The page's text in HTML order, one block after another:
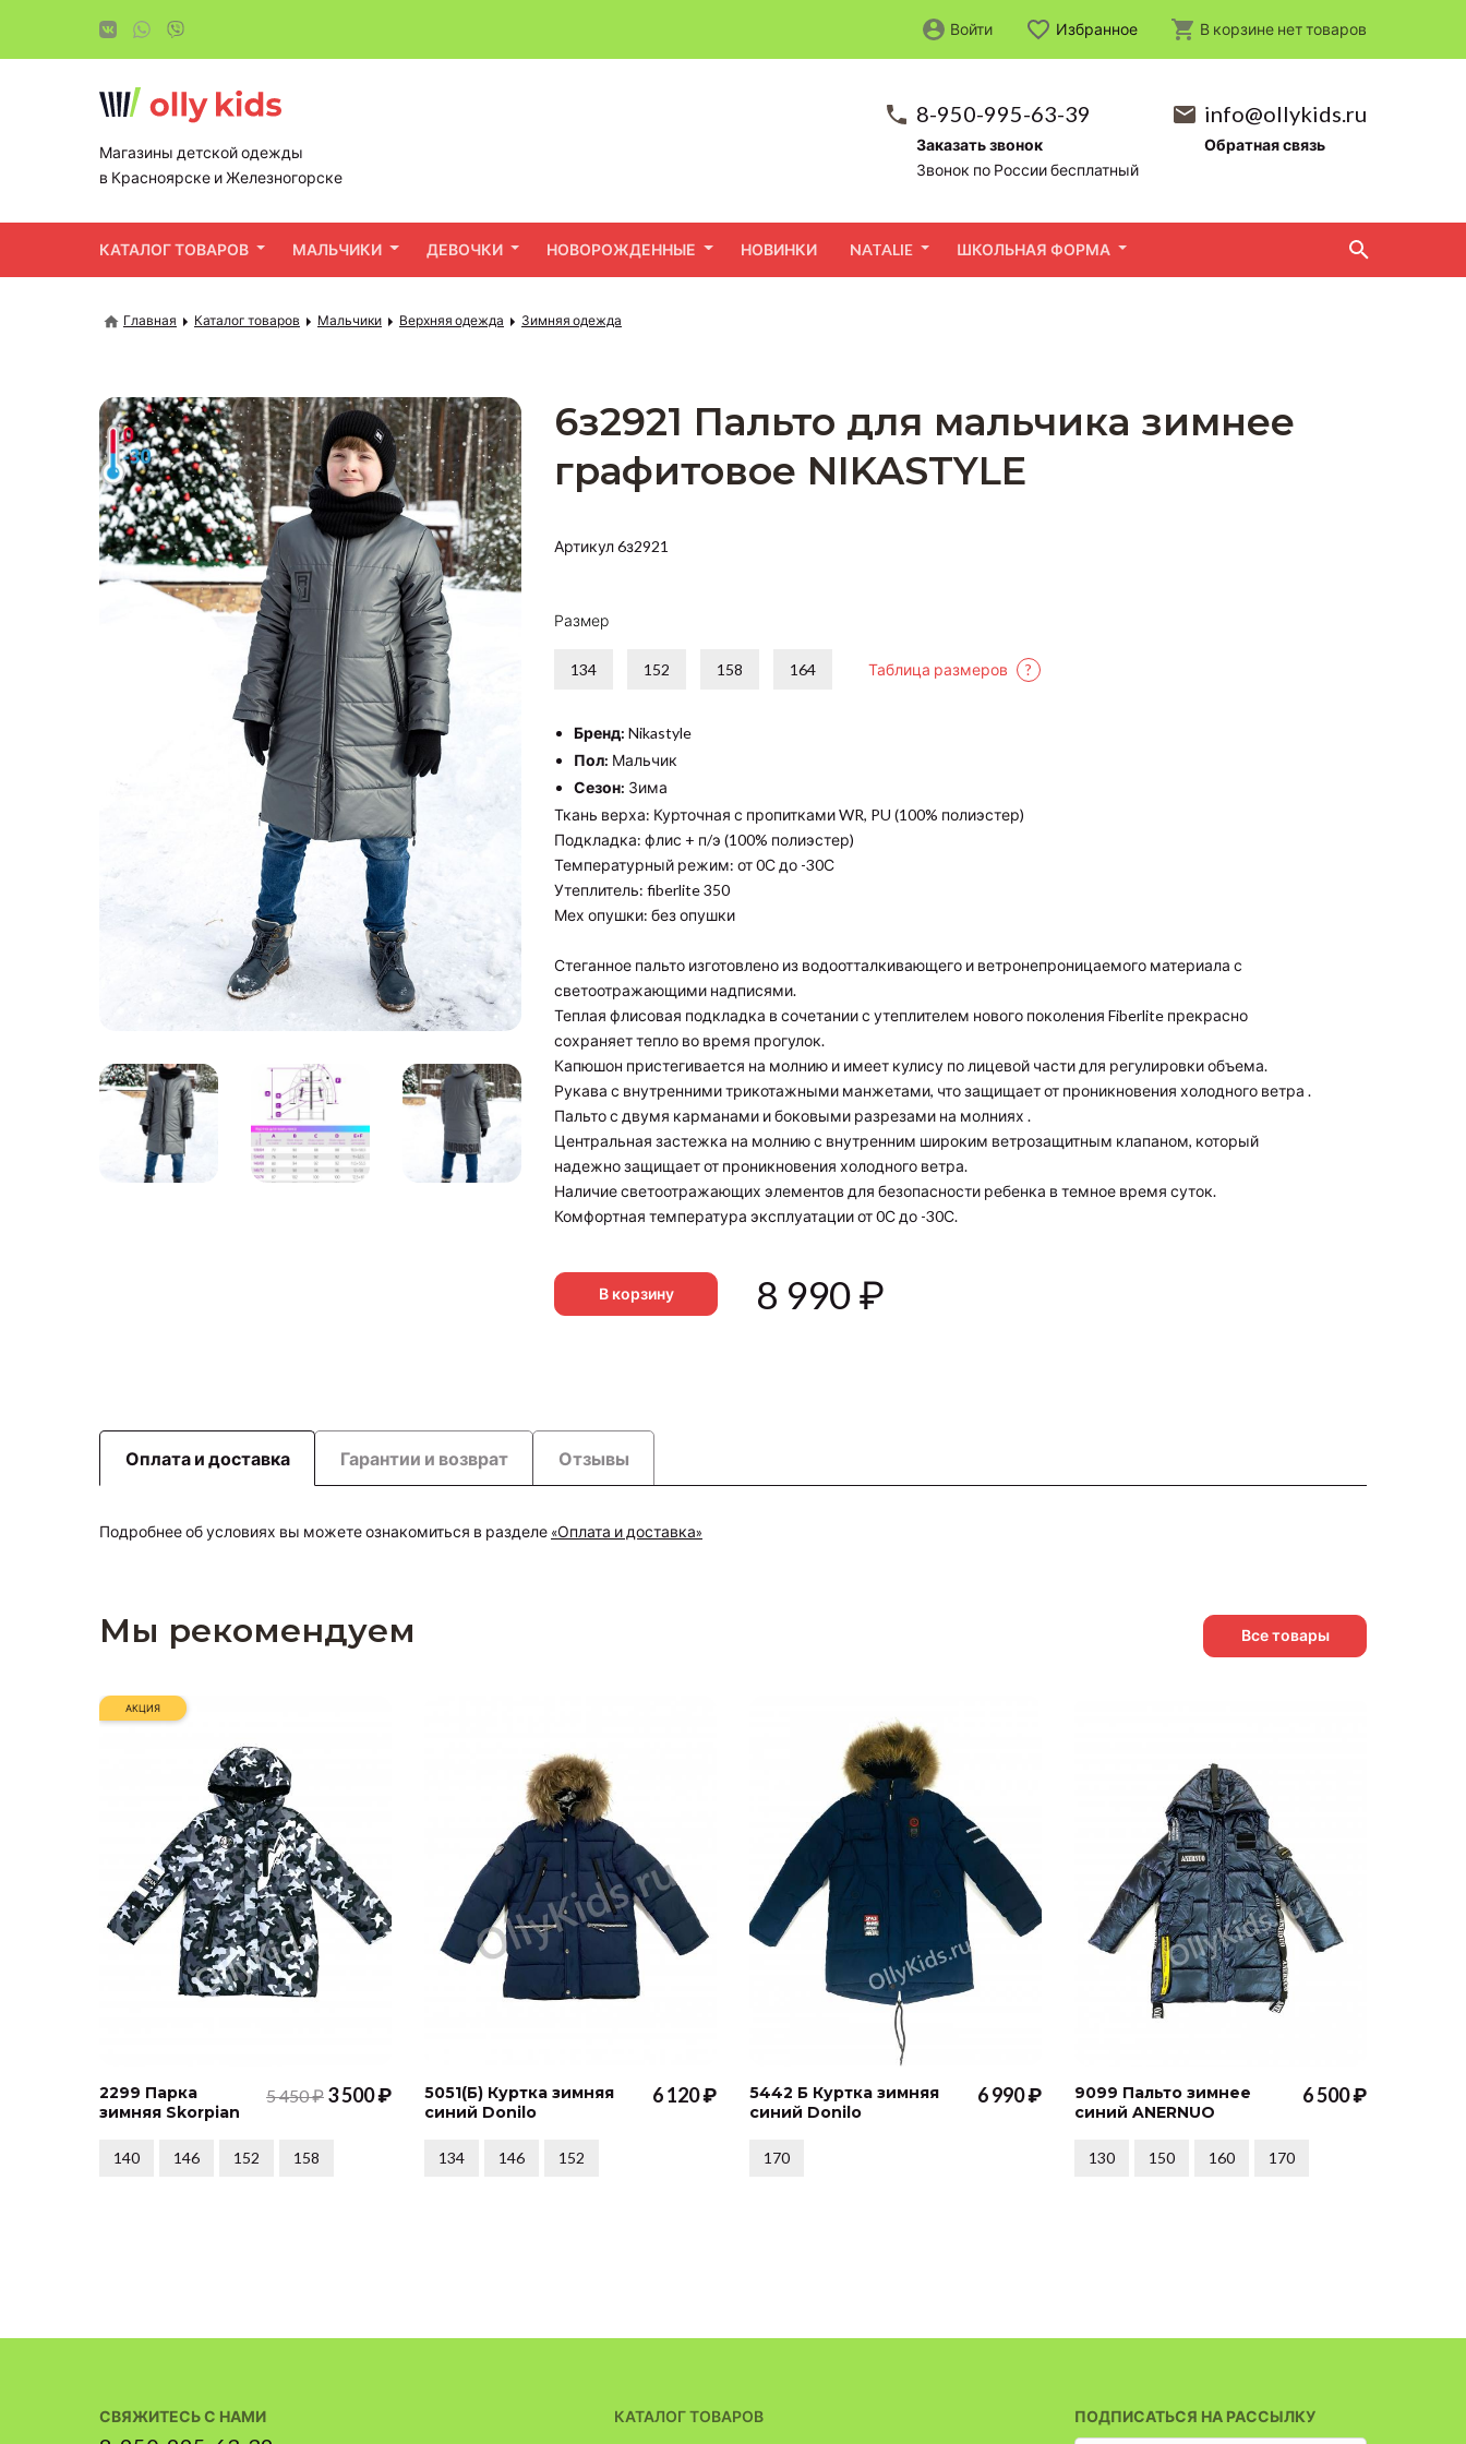
Магазины детской одежды
в Красноярске и Железногорске
8-950-995-63-39
Заказать звонок
Звонок по России бесплатный
info@ollykids.ru
Обратная связь
КАТАЛОГ ТОВАРОВ МАЛЬЧИКИ ДЕВОЧКИ НОВОРОЖДЕННЫЕ НОВИНКИ NATALIE ШКОЛЬНАЯ ФОРМА
Войти Избранное В корзине неттоваров
Главная Каталог товаров Мальчики Верхняя одежда Зимняя одежда
6з2921 Пальто для мальчика зимнее
графитовое NIKASTYLE
Артикул 6з2921
Размер
134 152 158 164 Таблица размеров ?
Бренд: Nikastyle
Пол: Мальчик
Сезон: Зима
Ткань верха: Курточная с пропитками WR, PU (100% полиэстер)
Подкладка: флис + п/э (100% полиэстер)
Температурный режим: от 0С до -30С
Утеплитель: fiberlite 350
Мех опушки: без опушки
Стеганное пальто изготовлено из водоотталкивающего и ветронепроницаемого материала с
светоотражающими надписями.
Теплая флисовая подкладка в сочетании с утеплителем нового поколения Fiberlite прекрасно
сохраняет тепло во время прогулок.
Капюшон пристегивается на молнию и имеет кулису по лицевой части для регулировки объема.
Рукава с внутренними трикотажными манжетами, что защищает от проникновения холодного ветра .
Пальто с двумя карманами и боковыми разрезами на молниях .
Центральная застежка на молнию с внутренним широким ветрозащитным клапаном, который
надежно защищает от проникновения холодного ветра.
Наличие светоотражающих элементов для безопасности ребенка в темное время суток.
Комфортная температура эксплуатации от 0С до -30С.
В корзину 8 990₽
Оплата и доставка Гарантии и возврат Отзывы
Подробнее об условиях вы можете ознакомиться в разделе «Оплата и доставка»
Мы рекомендуем Все товары
2299 Парка
зимняя Skorpian
5 450 ₽ 3 500 ₽
АКЦИЯ
140 146 152 158
5051(Б) Куртка зимняя
синий Donilo
6 120 ₽
134 146 152
5442 Б Куртка зимняя
синий Donilo
6 990 ₽
170
9099 Пальто зимнее
синий ANERNUO
6 500 ₽
130 150 160 170
КАТАЛОГ ТОВАРОВ
ПОДПИСАТЬСЯ НА РАССЫЛКУ
СВЯЖИТЕСЬ С НАМИ